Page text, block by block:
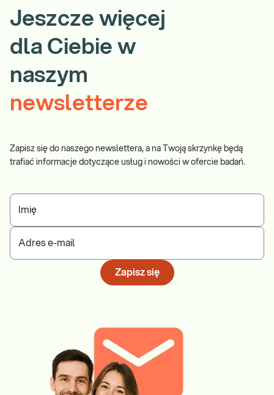
Jeszcze więcej
dla Ciebie w
naszym
newsletterze
Zapisz się do naszego newslettera, a na Twoją skrzynkę będą
trafiać informacje dotyczące usług i nowości w ofercie badań.
Imię
Adres e-mail
Zapisz się